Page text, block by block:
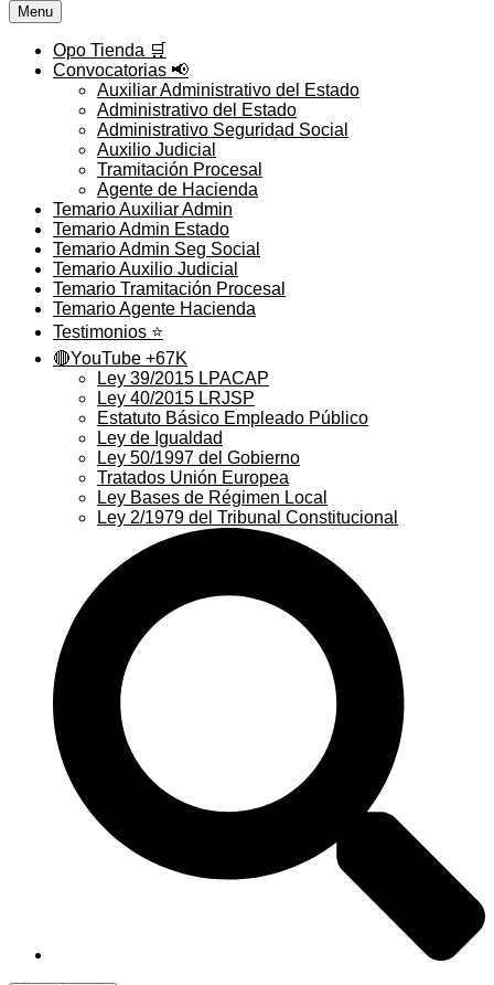
Menu
Opo Tienda 🛒
Convocatorias 📢
Auxiliar Administrativo del Estado
Administrativo del Estado
Administrativo Seguridad Social
Auxilio Judicial
Tramitación Procesal
Agente de Hacienda
Temario Auxiliar Admin
Temario Admin Estado
Temario Admin Seg Social
Temario Auxilio Judicial
Temario Tramitación Procesal
Temario Agente Hacienda
Testimonios ⭐️
🔴YouTube +67K
Ley 39/2015 LPACAP
Ley 40/2015 LRJSP
Estatuto Básico Empleado Público
Ley de Igualdad
Ley 50/1997 del Gobierno
Tratados Unión Europea
Ley Bases de Régimen Local
Ley 2/1979 del Tribunal Constitucional